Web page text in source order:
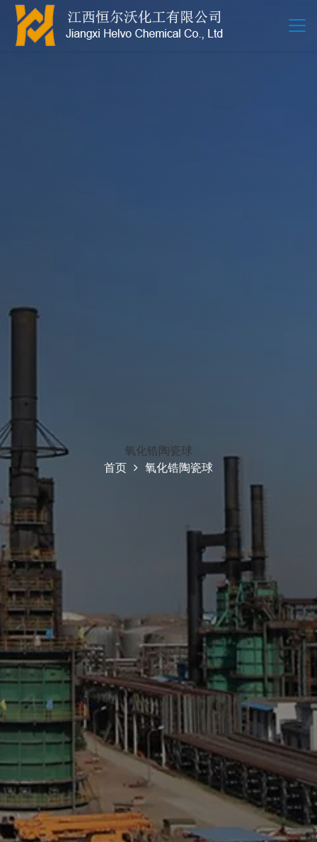
氧化锆陶瓷球
首页
氧化锆陶瓷球